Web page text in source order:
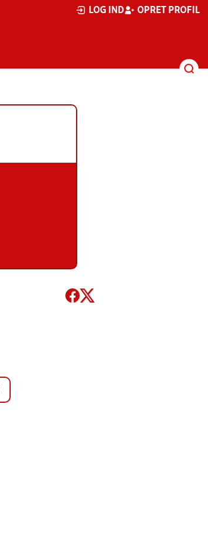
LOG IND OPRET PROFIL